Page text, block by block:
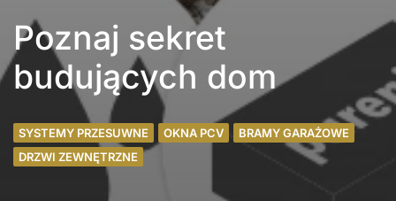
Poznaj sekret
budujących dom
SYSTEMY PRZESUWNE OKNA PCV
BRAMY GARAŻOWE
DRZWI ZEWNĘTRZNE